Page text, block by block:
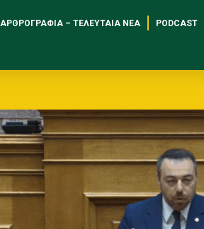
ΑΡΘΡΟΓΡΑΦΊΑ – ΤΕΛΕΥΤΑΊΑ ΝΈΑ PODCAST